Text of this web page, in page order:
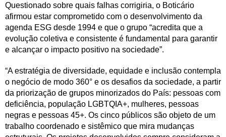
Questionado sobre quais falhas corrigiria, o Boticário
afirmou estar comprometido com o desenvolvimento da
agenda ESG desde 1994 e que o grupo “acredita que a
evolução coletiva e consistente é fundamental para garantir
e alcançar o impacto positivo na sociedade”.
“A estratégia de diversidade, equidade e inclusão contempla
o negócio de modo 360° e os desafios da sociedade, a partir
da priorização de grupos minorizados do País: pessoas com
deficiência, população LGBTQIA+, mulheres, pessoas
negras e pessoas 45+. Os cinco públicos são objeto de um
trabalho coordenado e sistêmico que mira mudanças